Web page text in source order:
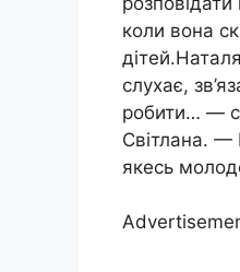
коли вона
слухає,
робити… —
Світлана. —
якесь